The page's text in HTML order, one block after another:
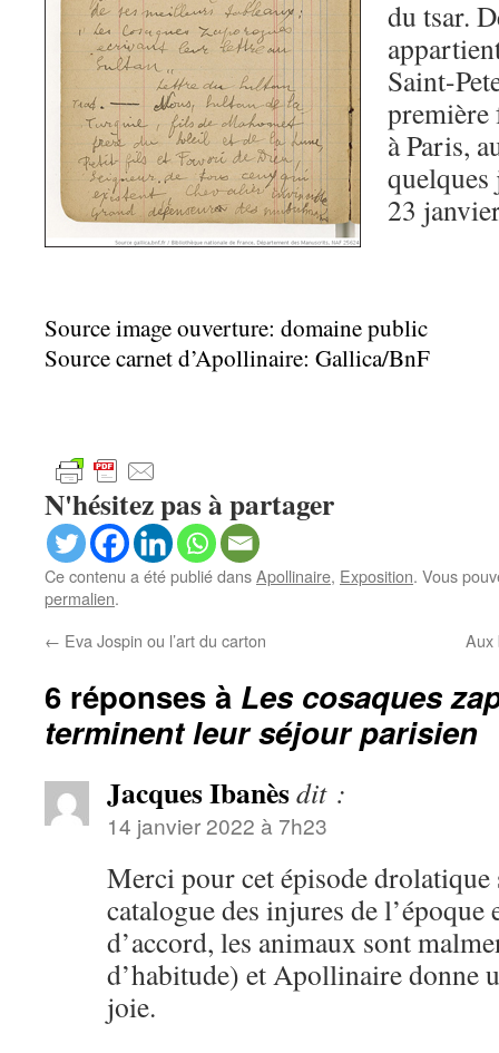
du tsar.
Saint-
première
à Paris,
quelques
23
Source image ouverture: domaine public
Source carnet d’Apollinaire: Gallica/BnF
N'hésitez pas à partager
Ce contenu a été publié dansApollinaire, Exposition. Vous
permalien.
← Eva Jospin ou l’art du carton Aux
6 réponses à Les cosaques
terminent leur séjour parisien
Jacques Ibanèsdit :
14 janvier 2022 à 7h23
Merci pour cet épisode
catalogue des injures de l’époque
d’accord, les animaux sont
d’habitude) et Apollinaire donne
joie.